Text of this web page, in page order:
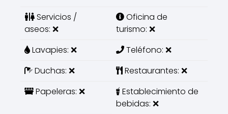
Servicios /
aseos: ❌
Oficina de
turismo: ❌
Lavapies: ❌
Teléfono: ❌
Duchas: ❌
Restaurantes: ❌
Papeleras: ❌
Establecimiento de
bebidas: ❌